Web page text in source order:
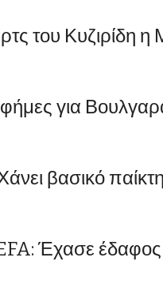
του Κυζιρίδη
φήμες για
βασικό
Έχασε